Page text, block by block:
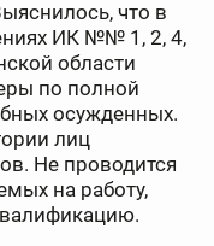
что в
ИК №№ 1, 2, 4,
области
по полной
осужденных.
лиц
Не проводится
на работу,